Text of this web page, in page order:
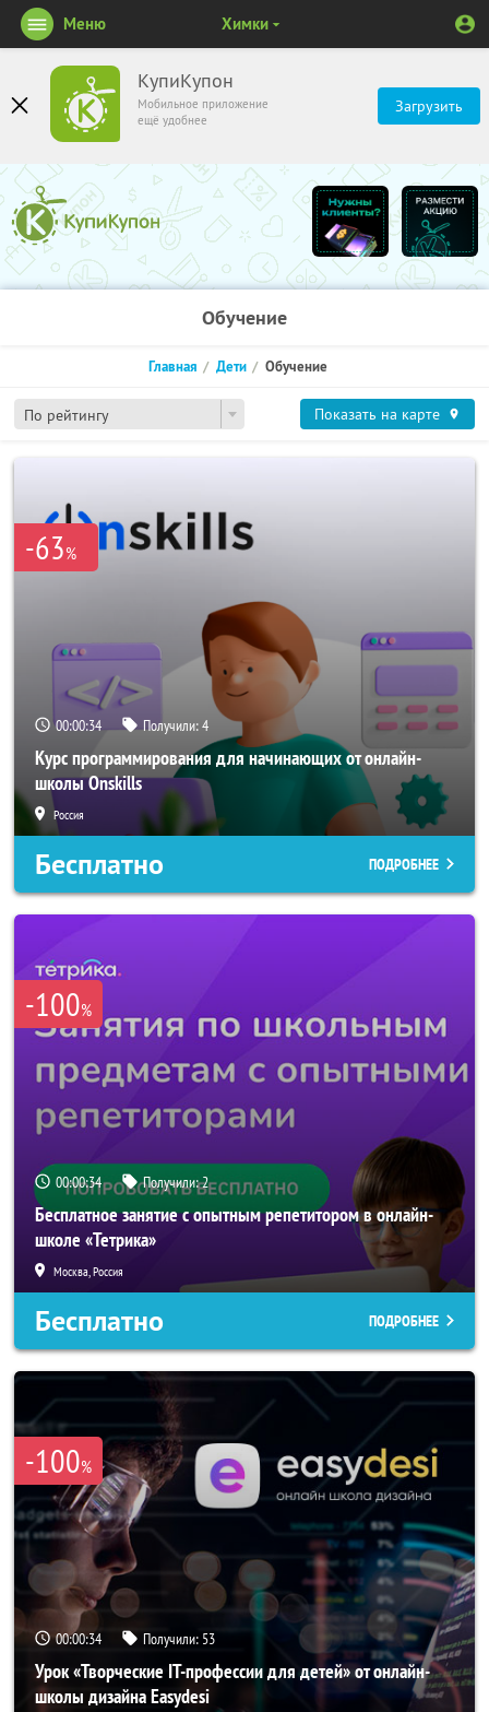
КупиКупон
Мобильное приложение
ещё удобнее
Загрузить
Меню Химки
Обучение
По рейтингу
Главная Дети Обучение
Показать на карте
-63%
00:00:34 Получили:4
Курс программирования для начинающих от онлайн-
школы Onskills
Россия
Бесплатно ПОДРОБНЕЕ
-100%
00:00:34 Получили:2
Бесплатное занятие с опытным репетитором в онлайн-
школе «Тетрика»
Москва, Россия
Бесплатно ПОДРОБНЕЕ
-100%
00:00:34 Получили: 53
Урок «Творческие IT-профессии для детей» от онлайн-
школы дизайна Easydesi